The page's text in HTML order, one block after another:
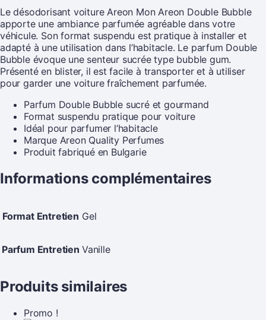
Le désodorisant voiture Areon Mon Areon Double Bubble
apporte une ambiance parfumée agréable dans votre
véhicule. Son format suspendu est pratique à installer et
adapté à une utilisation dans l’habitacle. Le parfum Double
Bubble évoque une senteur sucrée type bubble gum.
Présenté en blister, il est facile à transporter et à utiliser
pour garder une voiture fraîchement parfumée.
Parfum Double Bubble sucré et gourmand
Format suspendu pratique pour voiture
Idéal pour parfumer l’habitacle
Marque Areon Quality Perfumes
Produit fabriqué en Bulgarie
Informations complémentaires
Format Entretien Gel
Parfum Entretien Vanille
Produits similaires
Promo !